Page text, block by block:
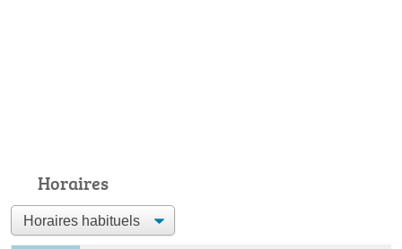
Horaires